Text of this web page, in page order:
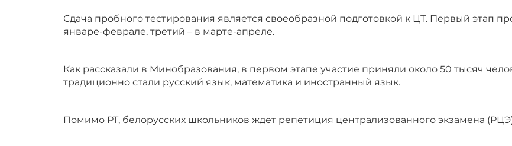
Сдача пробного тестирования является своеобразной подготовкой к ЦТ. Первый этап
январе-феврале, третий – в марте-апреле.
Как рассказали в Минобразования, в первом этапе участие приняли около 50 тысяч
традиционно стали русский язык, математика и иностранный язык.
Помимо РТ, белорусских школьников ждет репетиция централизованного экзамена